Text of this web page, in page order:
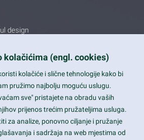
design
much more...
kolačićima (engl. cookies)
kolačiće i slične tehnologije kako bi
pružimo najbolju moguću uslugu.
sve" pristajete na obradu vaših
prijenos trećim pružateljima usluga.
za analize, ponovno ciljanje i pružanje
i sadržaja na web mjestima od